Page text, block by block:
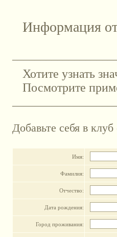
Информация
Хотите узнать
Посмотрите
Добавьте себя в
Имя:
Фамилия:
Отчество:
Дата рождения:
Город проживания: